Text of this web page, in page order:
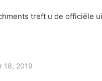
treft u de officiële
18, 2019